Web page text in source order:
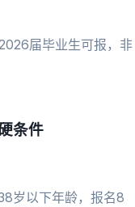
届毕业生可报，非
条件
岁以下年龄，报名8